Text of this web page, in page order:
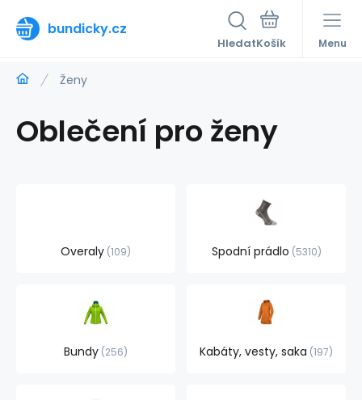
bundicky.cz
Hledat Menu
Ženy
Oblečení pro ženy
Overaly 109 Spodní prádlo 5310
Bundy 256 Kabáty, vesty, saka 197